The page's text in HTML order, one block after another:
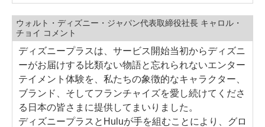
ウォルト・ディズニー・ジャパン代表取締役社長 キャロル・
チョイ コメント
ディズニープラスは、サービス開始当初からディズニ
ーがお届けする比類ない物語と忘れられないエンター
テイメント体験を、私たちの象徴的なキャラクター、
ブランド、そしてフランチャイズを愛し続けてくださ
る日本の皆さまに提供してまいりました。
ディズニープラスとHuluが手を組むことにより、グロ